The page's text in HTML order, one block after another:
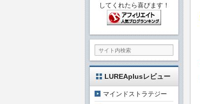
してくれたら喜びます！
LUREAplusレビュー
マインドストラテジー